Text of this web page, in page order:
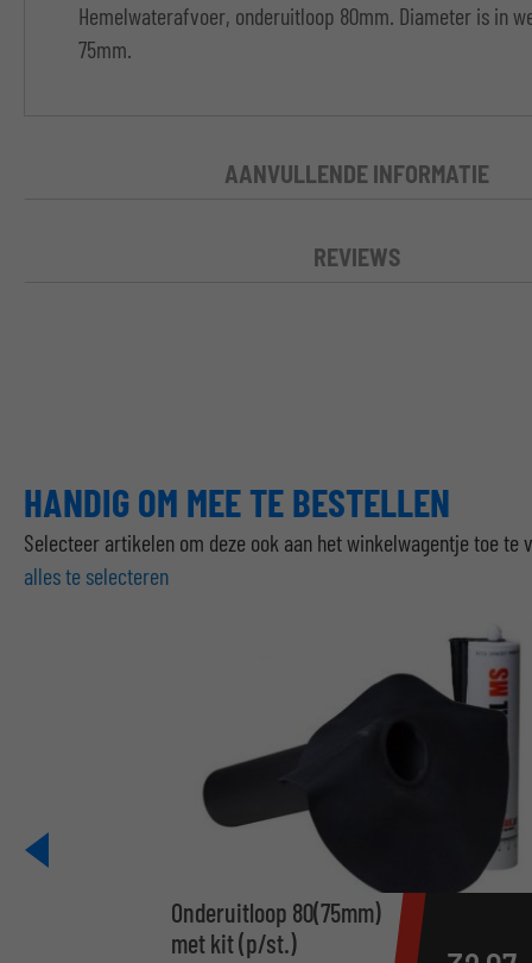
Hemelwaterafvoer, onderuitloop 80mm. Diameter is in
75mm.
AANVULLENDE INFORMATIE
REVIEWS
HANDIG OM MEE TE BESTELLEN
Selecteer artikelen om deze ook aan het winkelwagentje toe te
alles te selecteren
Onderuitloop 80(75mm)
met kit (p/st.)